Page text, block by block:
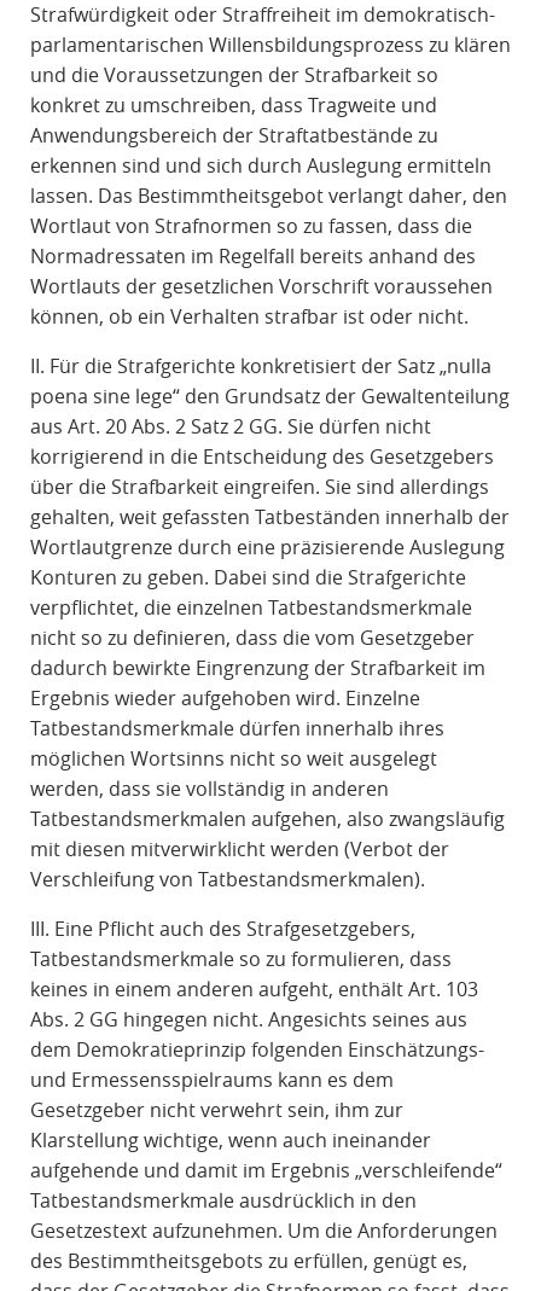
Strafwürdigkeit oder Straffreiheit im demokratisch-
parlamentarischen Willensbildungsprozess zu klären
und die Voraussetzungen der Strafbarkeit so
konkret zu umschreiben, dass Tragweite und
Anwendungsbereich der Straftatbestände zu
erkennen sind und sich durch Auslegung ermitteln
lassen. Das Bestimmtheitsgebot verlangt daher, den
Wortlaut von Strafnormen so zu fassen, dass die
Normadressaten im Regelfall bereits anhand des
Wortlauts der gesetzlichen Vorschrift voraussehen
können, ob ein Verhalten strafbar ist oder nicht.
II. Für die Strafgerichte konkretisiert der Satz „nulla
poena sine lege“ den Grundsatz der Gewaltenteilung
aus Art. 20 Abs. 2 Satz 2 GG. Sie dürfen nicht
korrigierend in die Entscheidung des Gesetzgebers
über die Strafbarkeit eingreifen. Sie sind allerdings
gehalten, weit gefassten Tatbeständen innerhalb der
Wortlautgrenze durch eine präzisierende Auslegung
Konturen zu geben. Dabei sind die Strafgerichte
verpflichtet, die einzelnen Tatbestandsmerkmale
nicht so zu definieren, dass die vom Gesetzgeber
dadurch bewirkte Eingrenzung der Strafbarkeit im
Ergebnis wieder aufgehoben wird. Einzelne
Tatbestandsmerkmale dürfen innerhalb ihres
möglichen Wortsinns nicht so weit ausgelegt
werden, dass sie vollständig in anderen
Tatbestandsmerkmalen aufgehen, also zwangsläufig
mit diesen mitverwirklicht werden (Verbot der
Verschleifung von Tatbestandsmerkmalen).
III. Eine Pflicht auch des Strafgesetzgebers,
Tatbestandsmerkmale so zu formulieren, dass
keines in einem anderen aufgeht, enthält Art. 103
Abs. 2 GG hingegen nicht. Angesichts seines aus
dem Demokratieprinzip folgenden Einschätzungs-
und Ermessensspielraums kann es dem
Gesetzgeber nicht verwehrt sein, ihm zur
Klarstellung wichtige, wenn auch ineinander
aufgehende und damit im Ergebnis „verschleifende“
Tatbestandsmerkmale ausdrücklich in den
Gesetzestext aufzunehmen. Um die Anforderungen
des Bestimmtheitsgebots zu erfüllen, genügt es,